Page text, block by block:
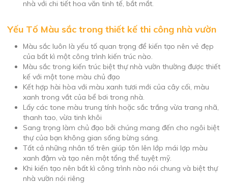
nhà với chi tiết hoa văn tinh tế, bắt mắt.
Yếu Tố Màu sắc trong thiết kế thi công nhà vườn
Màu sắc luôn là yếu tố quan trọng để kiến tạo nên vẻ đẹp
của bất kì một công trình kiến trúc nào.
Màu sắc trong kiến trúc biệt thự nhà vườn thường được thiết
kế với một tone màu chủ đạo
Kết hợp hài hòa với màu xanh tươi mới của cây cối, màu
xanh trong vắt của bể bơi trong nhà.
Lấy các tone màu trung tính hoặc sắc trắng vừa trang nhã,
thanh tao, vừa tinh khôi
Sang trọng làm chủ đạo bởi chúng mang đến cho ngôi biệt
thự của bạn không gian sống bừng sáng.
Tất cả những nhân tố trên giúp tôn lên lớp mái lợp màu
xanh đậm và tạo nên một tổng thể tuyệt mỹ.
Khi kiến tạo nên bất kì công trình nào nói chung và biệt thự
nhà vườn nói riêng